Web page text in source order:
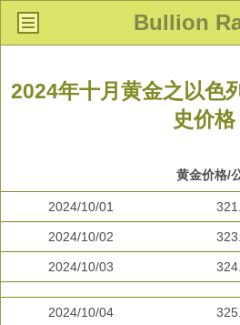
Bullion
2024年十月黄金之以色
史价格
黄金价格/
2024/10/01
2024/10/02
2024/10/03
2024/10/04